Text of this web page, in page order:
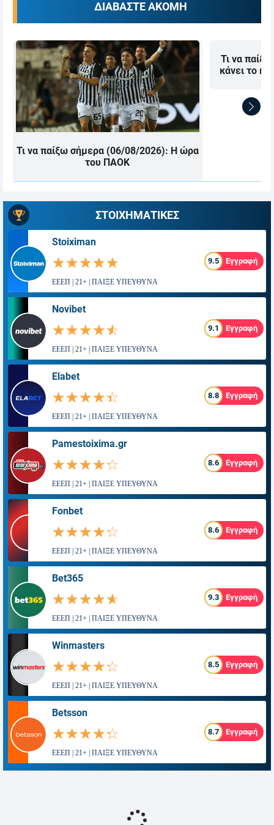
ΔΙΑΒΑΣΤΕ ΑΚΟΜΗ
Τι να παίξω σήμερα (06/08/2026): Η ώρα
του ΠΑΟΚ
Τι να
κάνει το
ΣΤΟΙΧΗΜΑΤΙΚΕΣ
Stoiximan
☆☆☆☆☆
★★★★★ 9.5 Εγγραφή
ΕΕΕΠ | 21+ | ΠΑΙΞΕ ΥΠΕΥΘΥΝΑ
Novibet
☆☆☆☆☆
★★★★★ 9.1 Εγγραφή
ΕΕΕΠ | 21+ | ΠΑΙΞΕ ΥΠΕΥΘΥΝΑ
Elabet
☆☆☆☆☆
★★★★★ 8.8 Εγγραφή
ΕΕΕΠ | 21+ | ΠΑΙΞΕ ΥΠΕΥΘΥΝΑ
Pamestoixima.gr
☆☆☆☆☆
★★★★★ 8.6 Εγγραφή
ΕΕΕΠ | 21+ | ΠΑΙΞΕ ΥΠΕΥΘΥΝΑ
Fonbet
☆☆☆☆☆
★★★★★ 8.6 Εγγραφή
ΕΕΕΠ | 21+ | ΠΑΙΞΕ ΥΠΕΥΘΥΝΑ
Bet365
☆☆☆☆☆
★★★★★ 9.3 Εγγραφή
ΕΕΕΠ | 21+ | ΠΑΙΞΕ ΥΠΕΥΘΥΝΑ
Winmasters
☆☆☆☆☆
★★★★★ 8.5 Εγγραφή
ΕΕΕΠ | 21+ | ΠΑΙΞΕ ΥΠΕΥΘΥΝΑ
Betsson
☆☆☆☆☆
★★★★★ 8.7 Εγγραφή
ΕΕΕΠ | 21+ | ΠΑΙΞΕ ΥΠΕΥΘΥΝΑ